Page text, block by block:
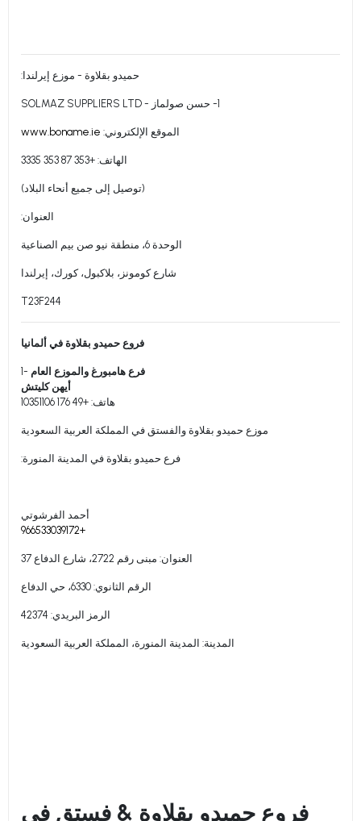
حميدو بقلاوة - موزع إيرلندا:
1- حسن صولماز - SOLMAZ SUPPLIERS LTD
الموقع الإلكتروني: www.boname.ie
الهاتف: +353 87 353 3335
(توصيل إلى جميع أنحاء البلاد)
العنوان:
الوحدة 6، منطقة نيو صن بيم الصناعية
شارع كومونز، بلاكبول، كورك، إيرلندا
T23F244
فروع حميدو بقلاوة في ألمانيا
1- فرع هامبورغ والموزع العام
أيهن كليتش
هاتف: +49 176 10351106
موزع حميدو بقلاوة والفستق في المملكة العربية السعودية
فرع حميدو بقلاوة في المدينة المنورة:
أحمد الفرشوتي
+966533039172
العنوان: مبنى رقم 2722، شارع الدفاع 37
الرقم الثانوي: 6330، حي الدفاع
الرمز البريدي: 42374
المدينة: المدينة المنورة، المملكة العربية السعودية
فروع حميدو بقلاوة & فستق في